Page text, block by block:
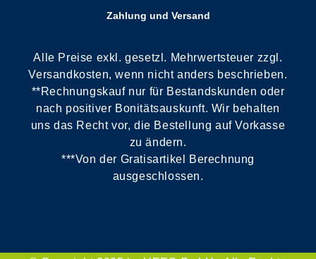
Zahlung und Versand
Alle Preise exkl. gesetzl. Mehrwertsteuer zzgl.
Versandkosten, wenn nicht anders beschrieben.
**Rechnungskauf nur für Bestandskunden oder
nach positiver Bonitätsauskunft. Wir behalten
uns das Recht vor, die Bestellung auf Vorkasse
zu ändern.
***Von der Gratisartikel Berechnung
ausgeschlossen.